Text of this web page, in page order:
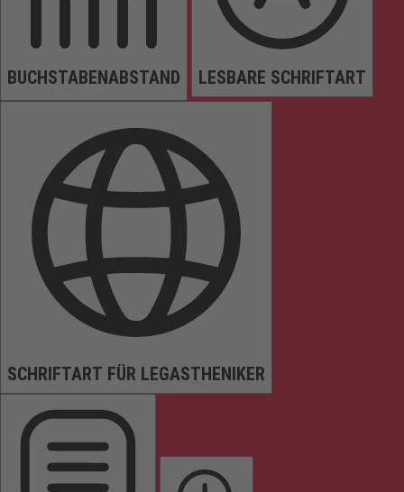
BUCHSTABENABSTAND LESBARE SCHRIFTART
SCHRIFTART FÜR LEGASTHENIKER